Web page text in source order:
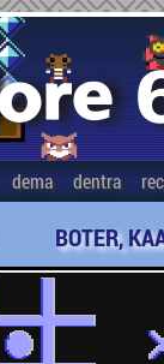
dema dentra
BOTER,